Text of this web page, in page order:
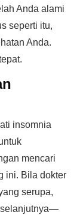
Anda alami
seperti itu,
Anda.
insomnia
mencari
ini. Bila dokter
serupa,
selanjutnya—